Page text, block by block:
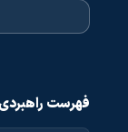
فهرست راهبردی